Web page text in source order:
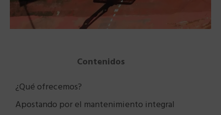
Contenidos
¿Qué ofrecemos?
Apostando por el mantenimiento integral